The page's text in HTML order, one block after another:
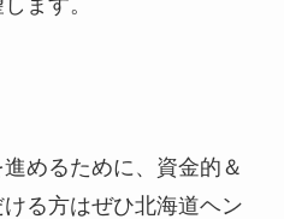
めるために、資金的＆
る方はぜひ北海道ヘン